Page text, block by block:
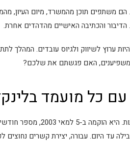
משתפים תוכן מהמשרד, מיום העיון,
והכתיבה האישיים מהדהדים אחרת.
ערוץ לשיווק ולגיוס עובדים. המהלך
משפיענים, האם פגשתם את שלכם?
כל מועמד
עוצמת הנטוורקינג של לינקדאין היא
עד היום. עבורה, יצירת קשרים נחוצים